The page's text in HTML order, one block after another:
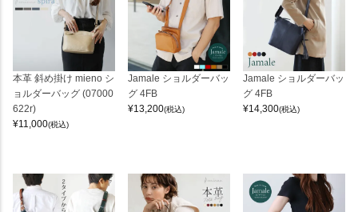
本革 斜め掛け mieno シ
ョルダーバッグ (07000
622r)
¥11,000(税込)
Jamale ショルダーバッ
グ 4FB
¥13,200(税込)
Jamale ショルダーバッ
グ 4FB
¥14,300(税込)